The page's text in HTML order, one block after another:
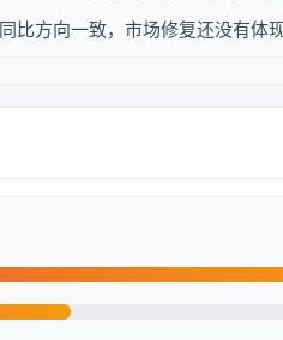
方向一致，市场修复还没有体